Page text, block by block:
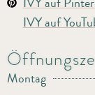
IVY auf
Montag